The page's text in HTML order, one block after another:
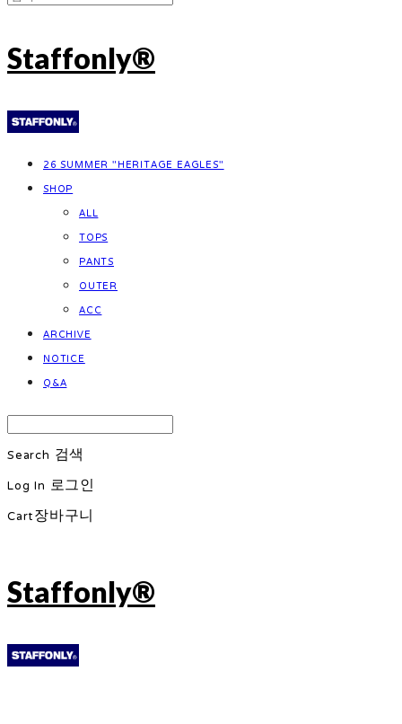
Staffonly®
26 SUMMER "HERITAGE EAGLES"
SHOP
ALL
TOPS
PANTS
OUTER
ACC
ARCHIVE
NOTICE
Q&A
Search 검색
Log In 로그인
Cart장바구니
Staffonly®